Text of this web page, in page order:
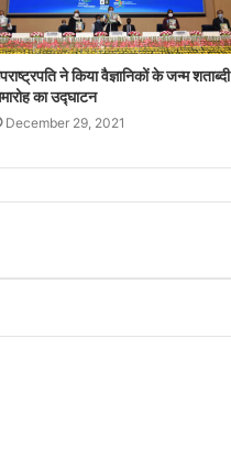
ने किया वैज्ञानिकों के जन्म शताब्दी
का उद्घाटन
December 29, 2021